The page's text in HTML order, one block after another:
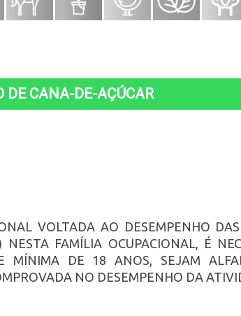
DE CANA-DE-AÇÚCAR
VOLTADA AO DESEMPENHO
NESTA FAMÍLIA OCUPACIONAL, É
MÍNIMA DE 18 ANOS, SEJAM
NO DESEMPENHO DA